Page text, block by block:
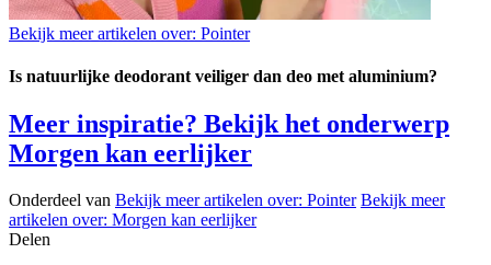
Bekijk meer artikelen over: Pointer
Is natuurlijke deodorant veiliger dan deo met aluminium?
Meer inspiratie? Bekijk het onderwerp
Morgen kan eerlijker
Onderdeel van Bekijk meer artikelen over: Pointer Bekijk meer
artikelen over: Morgen kan eerlijker
Delen